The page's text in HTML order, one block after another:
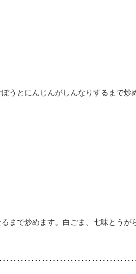
うとにんじんがしんなりするまで炒
まで炒めます。白ごま、七味とうが